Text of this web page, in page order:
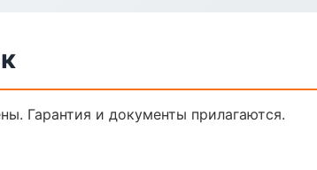
Гарантия и документы прилагаются.